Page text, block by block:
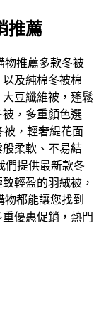
推薦
物推薦多款冬被
及純棉冬被棉
豆纖維被，蓬鬆
，多重顏色選
，輕奢緹花面
柔軟、不易結
們提供最新款冬
輕盈的羽絨被，
物都能讓您找到
優惠促銷，熱門